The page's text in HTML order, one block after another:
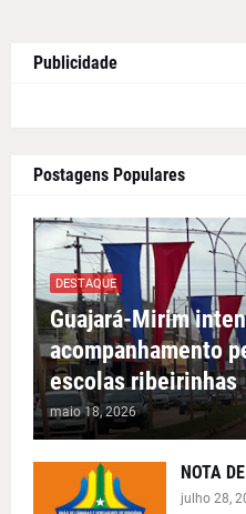
Publicidade
Postagens Populares
DESTAQUE
Guajará-Mirim
acompanhamento
escolas ribeirinhas
maio 18, 2026
NOTA
julho 28,